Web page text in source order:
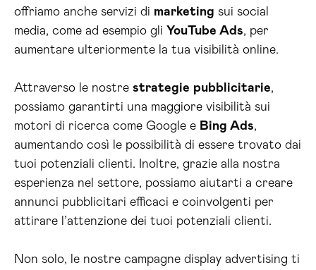
offriamo anche servizi di marketing sui social
media, come ad esempio gli YouTube Ads, per
aumentare ulteriormente la tua visibilità online.
Attraverso le nostre strategie pubblicitarie,
possiamo garantirti una maggiore visibilità sui
motori di ricerca come Google e Bing Ads,
aumentando così le possibilità di essere trovato dai
tuoi potenziali clienti. Inoltre, grazie alla nostra
esperienza nel settore, possiamo aiutarti a creare
annunci pubblicitari efficaci e coinvolgenti per
attirare l’attenzione dei tuoi potenziali clienti.
Non solo, le nostre campagne display advertising ti